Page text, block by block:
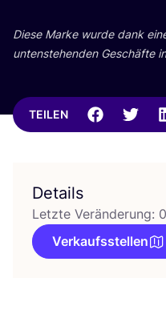
Die­se Mar­ke wur­de dank
unten­ste­hen­den Geschäf­te
TEILEN
Details
Letzte Veränderung:
Verkaufsstellen